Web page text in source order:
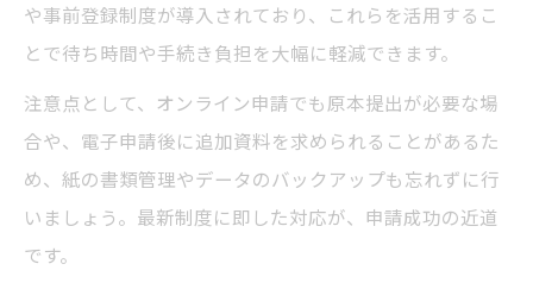
や事前登録制度が導入されており、これらを活用するこ
とで待ち時間や手続き負担を大幅に軽減できます。
注意点として、オンライン申請でも原本提出が必要な場
合や、電子申請後に追加資料を求められることがあるた
め、紙の書類管理やデータのバックアップも忘れずに行
いましょう。最新制度に即した対応が、申請成功の近道
です。